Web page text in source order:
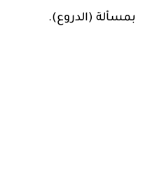
بمسألة (الدروع).